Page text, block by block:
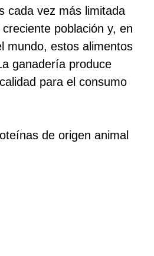
cada vez más limitada
población y, en
mundo, estos alimentos
ganadería produce
para el consumo
de origen animal